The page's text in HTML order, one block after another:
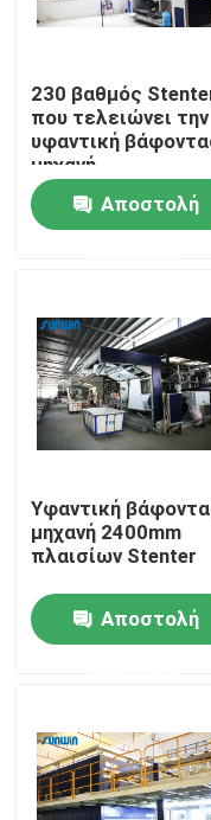
Σπίτι
Σχετικά με εμάς
Προϊόντα
υφαντική μηχανή
Μηχανή Stenter
Μηχανή Stenter
Μηχανή ρύθμισης
Υφαντική μηχανή
230 βαθμός
που τελειώνει την
υφαντική
μηχανή
Αποστολή
Υφαντική
μηχανή 2400mm
πλαισίων Stenter
Αποστολή